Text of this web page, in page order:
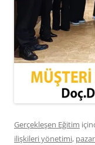
Gerçekleşen Eğitim
ilişkileri yönetimi,